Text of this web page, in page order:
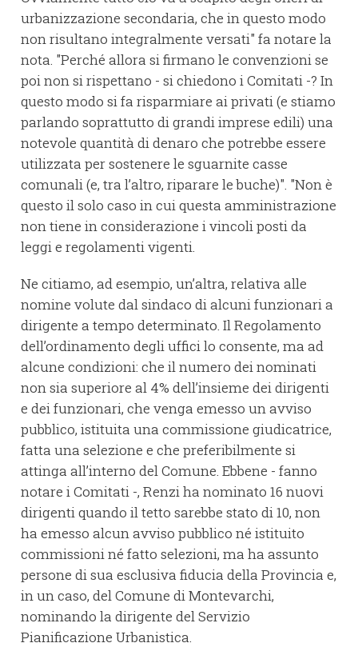
urbanizzazione secondaria, che in questo modo
non risultano integralmente versati" fa notare la
nota. "Perché allora si firmano le convenzioni se
poi non si rispettano - si chiedono i Comitati -? In
questo modo si fa risparmiare ai privati (e stiamo
parlando soprattutto di grandi imprese edili) una
notevole quantità di denaro che potrebbe essere
utilizzata per sostenere le sguarnite casse
comunali (e, tra l’altro, riparare le buche)". "Non è
questo il solo caso in cui questa amministrazione
non tiene in considerazione i vincoli posti da
leggi e regolamenti vigenti.
Ne citiamo, ad esempio, un’altra, relativa alle
nomine volute dal sindaco di alcuni funzionari a
dirigente a tempo determinato. Il Regolamento
dell’ordinamento degli uffici lo consente, ma ad
alcune condizioni: che il numero dei nominati
non sia superiore al 4% dell’insieme dei dirigenti
e dei funzionari, che venga emesso un avviso
pubblico, istituita una commissione giudicatrice,
fatta una selezione e che preferibilmente si
attinga all’interno del Comune. Ebbene - fanno
notare i Comitati -, Renzi ha nominato 16 nuovi
dirigenti quando il tetto sarebbe stato di 10, non
ha emesso alcun avviso pubblico né istituito
commissioni né fatto selezioni, ma ha assunto
persone di sua esclusiva fiducia della Provincia e,
in un caso, del Comune di Montevarchi,
nominando la dirigente del Servizio
Pianificazione Urbanistica.